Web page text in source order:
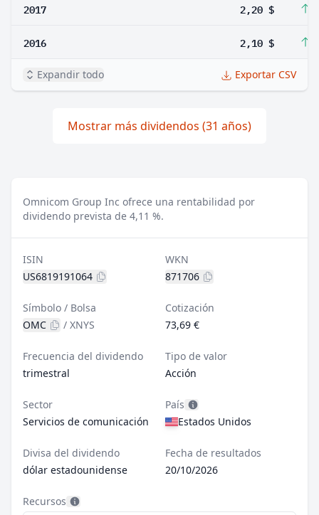
2017 2,20 $
2016 2,10 $
Expandir todo Exportar CSV
Mostrar más dividendos (31 años)
Omnicom Group Inc ofrece una rentabilidad por
dividendo prevista de 4,11 %.
ISIN
US6819191064
WKN
871706
Símbolo / Bolsa
OMC
/ XNYS
Cotización
73,69 €
Frecuencia del dividendo
trimestral
Tipo de valor
Acción
Sector
Servicios de comunicación
País
Estados Unidos
Divisa del dividendo
dólar estadounidense
Fecha de resultados
20/10/2026
Recursos